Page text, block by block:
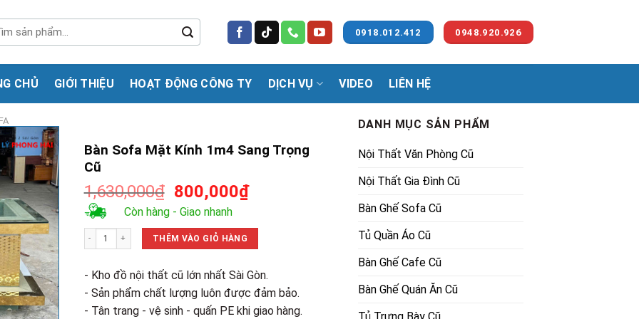
0918.012.412 0948.920.926
CHỦ GIỚI THIỆU HOẠT ĐỘNG CÔNG TY DỊCH VỤ VIDEO LIÊN HỆ
Bàn Sofa Mặt Kính 1m4 Sang Trọng
Cũ
1,630,000₫ Giá
gốc
là:
1,630,000₫.
800,000₫Giá
tại
Còn hàng - Giao nhanh
Bàn Sofa Mặt Kính 1m4 Sang Trọng Cũ số lượng
THÊM VÀO GIỎ HÀNG
- Kho đồ nội thất cũ lớn nhất Sài Gòn.
- Sản phẩm chất lượng luôn được đảm bảo.
- Tân trang - vệ sinh - quấn PE khi giao hàng.
DANH MỤC SẢN PHẨM
Nội Thất Văn Phòng Cũ
Nội Thất Gia Đình Cũ
Bàn Ghế Sofa Cũ
Tủ Quần Áo Cũ
Bàn Ghế Cafe Cũ
Bàn Ghế Quán Ăn Cũ
Tủ Trưng Bày Cũ